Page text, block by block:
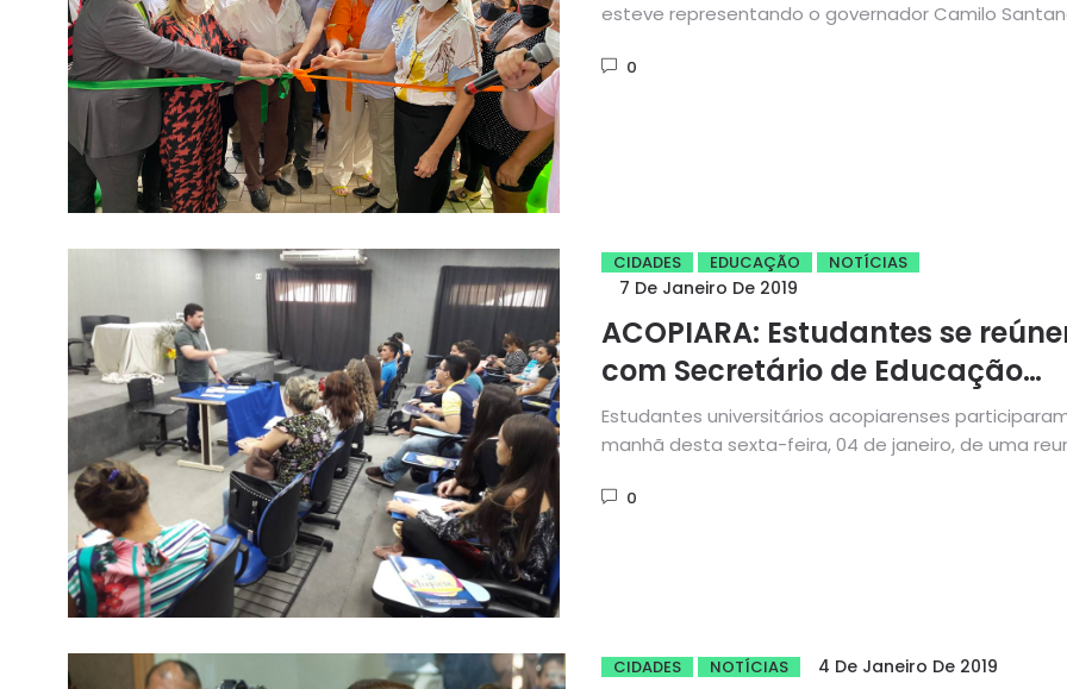
esteve representando o governador Camilo
0
CIDADES EDUCAÇÃO NOTÍCIAS
7 De Janeiro De 2019
ACOPIARA: Estudantes se
com Secretário de Educação
Robinho Almeida
Estudantes universitários acopiarenses
manhã desta sexta-feira, 04 de janeiro, de uma
0
CIDADES NOTÍCIAS 4 De Janeiro De 2019